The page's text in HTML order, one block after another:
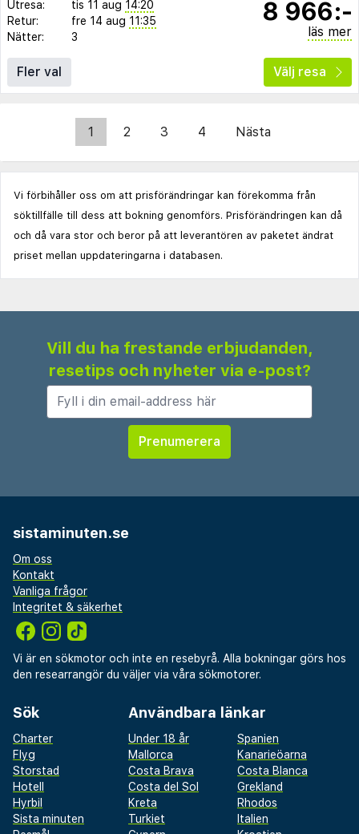
Utresa:
tis 11 aug 14:20
Retur:
fre 14 aug 11:35
Nätter:
3
8 966:-
läs mer
Fler val Välj resa
1 2 3 4 Nästa
Vi förbihåller oss om att prisförändringar kan förekomma från
söktillfälle till dess att bokning genomförs. Prisförändringen kan då
och då vara stor och beror på att leverantören av paketet ändrat
priset mellan uppdateringarna i databasen.
Vill du ha frestande erbjudanden,
resetips och nyheter via e-post?
sistaminuten.se
Om oss
Kontakt
Vanliga frågor
Integritet & säkerhet
Vi är en sökmotor och inte en resebyrå. Alla bokningar görs hos
den researrangör du väljer via våra sökmotorer.
Sök
Charter
Flyg
Storstad
Hotell
Hyrbil
Sista minuten
Användbara länkar
Under 18 år
Spanien
Mallorca
Kanarieöarna
Costa Brava
Costa Blanca
Costa del Sol
Grekland
Kreta
Rhodos
Turkiet
Italien